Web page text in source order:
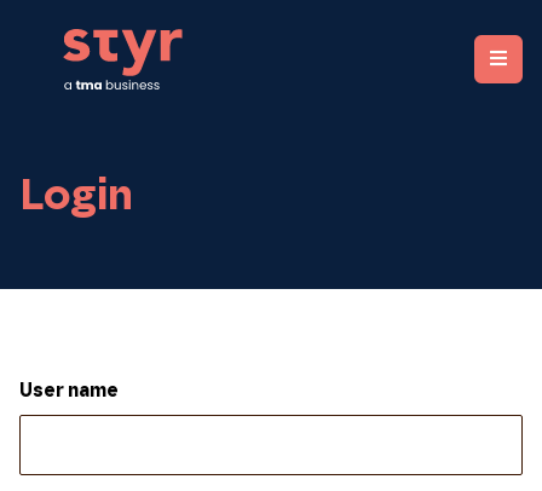
STYR. Clear organizations, fair rewards.
Login
User name